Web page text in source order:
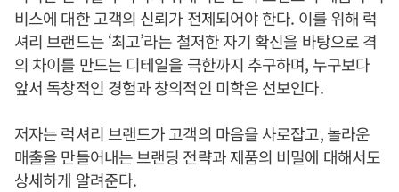
비스에 대한 고객의 신뢰가 전제되어야 한다. 이를 위해 럭
셔리 브랜드는 ‘최고’라는 철저한 자기 확신을 바탕으로 격
의 차이를 만드는 디테일을 극한까지 추구하며, 누구보다
앞서 독창적인 경험과 창의적인 미학은 선보인다.
저자는 럭셔리 브랜드가 고객의 마음을 사로잡고, 놀라운
매출을 만들어내는 브랜딩 전략과 제품의 비밀에 대해서도
상세하게 알려준다.